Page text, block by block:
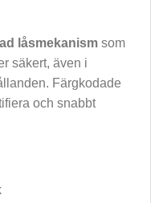
låsmekanism som
säkert, även i
Färgkodade
och snabbt